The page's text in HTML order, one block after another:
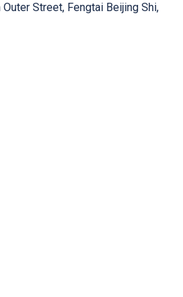
Outer Street, Fengtai Beijing Shi,